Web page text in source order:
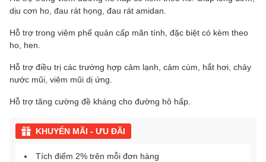
dịu cơn ho, đau rát họng, đau rát amidan.
Hỗ trợ trong viêm phế quản cấp mãn tính, đặc biệt có kèm theo
ho, hen.
Hỗ trợ điều trị các trường hợp cảm lạnh, cảm cúm, hắt hơi, chảy
nước mũi, viêm mũi dị ứng.
Hỗ trợ tăng cường đề kháng cho đường hô hấp.
KHUYẾN MÃI - ƯU ĐÃI
Tích điểm 2% trên mỗi đơn hàng